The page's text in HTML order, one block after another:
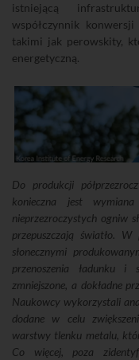
istniejącą
współczynnik
takimi jak perowskity,
energetyczną.
Do produkcji
konieczna jest
nieprzezroczystych ogniw
przepuszczają światło.
słonecznymi
przenoszenia ładunku i
zmniejszone, a dokładne
Naukowcy wykorzystali
dodane w celu
warstwy tlenku metalu,
Co więcej, poza